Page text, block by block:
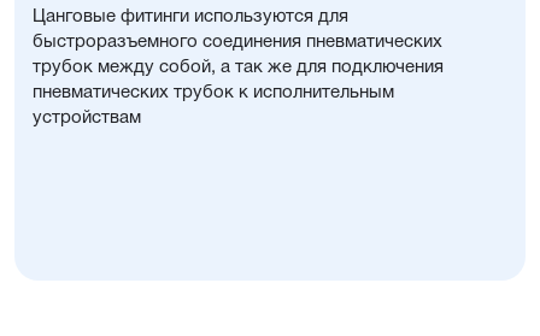
Цанговые фитинги используются для
быстроразъемного соединения пневматических
трубок между собой, а так же для подключения
пневматических трубок к исполнительным
устройствам